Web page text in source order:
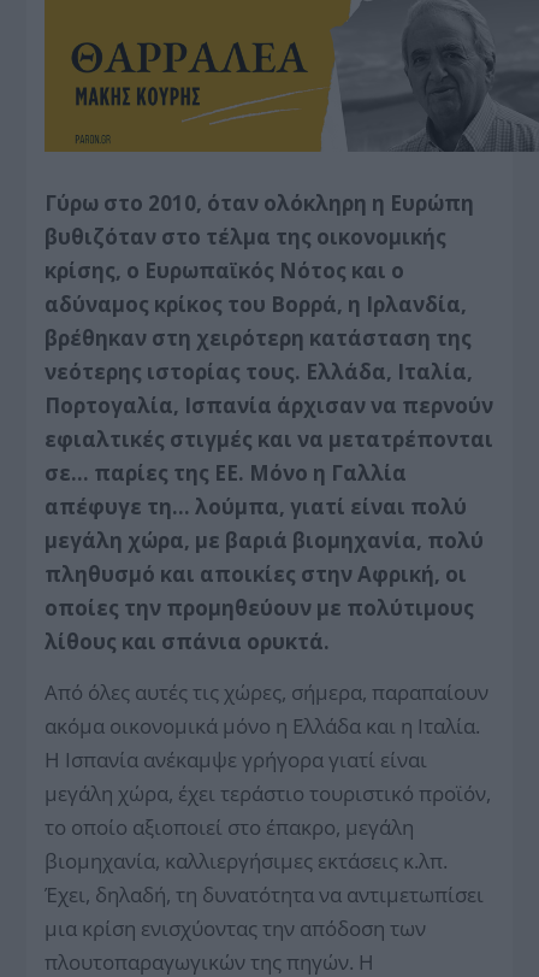
Γύρω στο 2010, όταν ολόκληρη η Ευρώπη
βυθιζόταν στο τέλμα της οικονομικής
κρίσης, ο Ευρωπαϊκός Νότος και ο
αδύναμος κρίκος του Βορρά, η Ιρλανδία,
βρέθηκαν στη χειρότερη κατάσταση της
νεότερης ιστορίας τους. Ελλάδα, Ιταλία,
Πορτογαλία, Ισπανία άρχισαν να περνούν
εφιαλτικές στιγμές και να μετατρέπονται
σε… παρίες της ΕΕ. Μόνο η Γαλλία
απέφυγε τη… λούμπα, γιατί είναι πολύ
μεγάλη χώρα, με βαριά βιομηχανία, πολύ
πληθυσμό και αποικίες στην Αφρική, οι
οποίες την προμηθεύουν με πολύτιμους
λίθους και σπάνια ορυκτά.
Από όλες αυτές τις χώρες, σήμερα, παραπαίουν
ακόμα οικονομικά μόνο η Ελλάδα και η Ιταλία.
Η Ισπανία ανέκαμ­ψε γρήγορα γιατί είναι
μεγάλη χώρα, έχει τεράστιο τουριστικό προϊόν,
το οποίο αξιοποιεί στο έπακρο, μεγάλη
βιομηχανία, καλλιεργήσιμες εκτάσεις κ.λπ.
Έχει, δηλαδή, τη δυνατότητα να αντιμετωπίσει
μια κρίση ενισχύοντας την απόδοση των
πλουτοπαραγωγικών της πηγών. Η